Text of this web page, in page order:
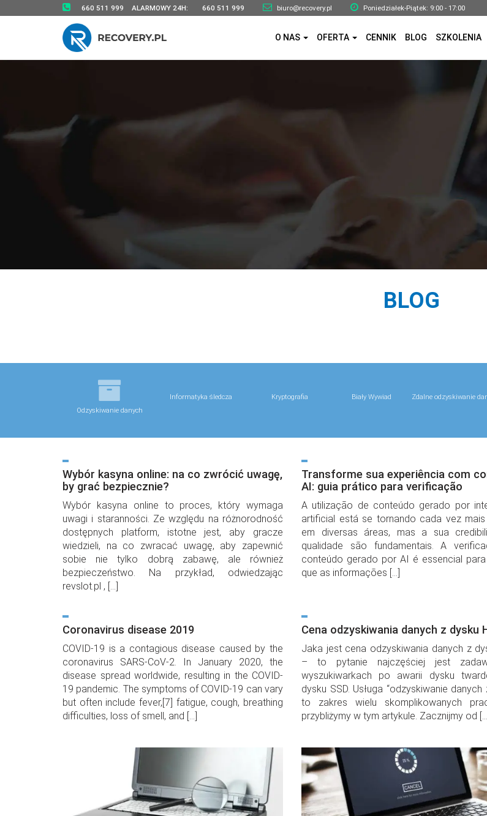
660 511 999 ALARMOWY 24H: 660 511 999 biuro@recovery.pl Poniedziałek-Piątek: 9:00 - 17:00
O NAS OFERTA CENNIK BLOG SZKOLENIA
BLOG
Odzyskiwanie danych
Informatyka śledcza Kryptografia Biały Wywiad Zdalne odzyskiwanie
Wybór kasyna online: na co zwrócić uwagę,
by grać bezpiecznie?
Wybór kasyna online to proces, który wymaga
uwagi i staranności. Ze względu na różnorodność
dostępnych platform, istotne jest, aby gracze
wiedzieli, na co zwracać uwagę, aby zapewnić
sobie nie tylko dobrą zabawę, ale również
bezpieczeństwo. Na przykład, odwiedzając
revslot.pl , […]
Transforme sua experiência com
AI: guia prático para verificação
A utilização de conteúdo gerado por
artificial está se tornando cada vez
em diversas áreas, mas a sua
qualidade são fundamentais. A
conteúdo gerado por AI é essencial
que as informações […]
Coronavirus disease 2019
COVID-19 is a contagious disease caused by the
coronavirus SARS-CoV-2. In January 2020, the
disease spread worldwide, resulting in the COVID-
19 pandemic. The symptoms of COVID‑19 can vary
but often include fever,[7] fatigue, cough, breathing
difficulties, loss of smell, and […]
Cena odzyskiwania danych z dysku
Jaka jest cena odzyskiwania danych z
– to pytanie najczęściej jest
wyszukiwarkach po awarii dysku
dysku SSD. Usługa “odzyskiwanie danych
to zakres wielu skomplikowanych
przybliżymy w tym artykule. Zacznijmy od